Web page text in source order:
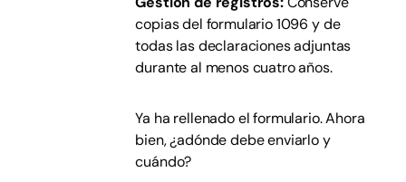
copias del formulario 1096 y de
todas las declaraciones adjuntas
durante al menos cuatro años.
Ya ha rellenado el formulario. Ahora
bien, ¿adónde debe enviarlo y
cuándo?